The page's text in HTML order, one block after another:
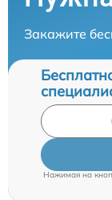
Закажите
Нажимая на